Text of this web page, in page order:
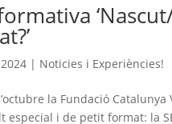
| Noticies i Experiències!
la Fundació
i de petit format: la